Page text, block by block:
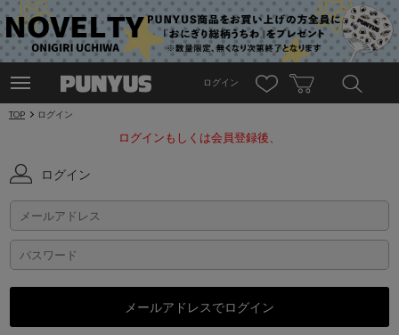
ログイン
TOP ログイン
ログインもしくは会員登録後、
ログイン